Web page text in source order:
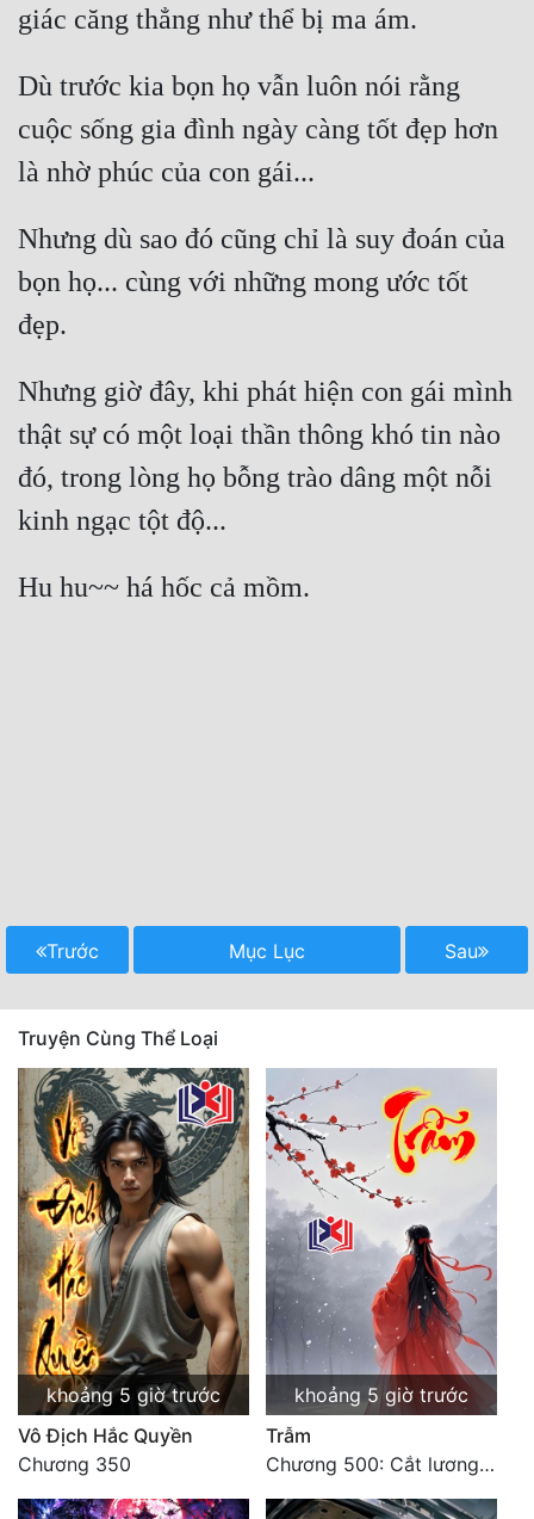
Dù trước kia bọn họ vẫn luôn nói rằng
cuộc sống gia đình ngày càng tốt đẹp hơn
Nhưng dù sao đó cũng chỉ là suy đoán của
bọn họ... cùng với những mong ước tốt
Nhưng giờ đây, khi phát hiện con gái mình
thật sự có một loại thần thông khó tin nào
đó, trong lòng họ bỗng trào dâng một nỗi
Trước Mục Lục Sau
Truyện Cùng Thể Loại
khoảng 5 giờ trước
Vô Địch Hắc Quyền
Chương 350
khoảng 5 giờ trước
Trẫm
Chương 500: Cắt lương thực là có thể thu hồi Macao (1)